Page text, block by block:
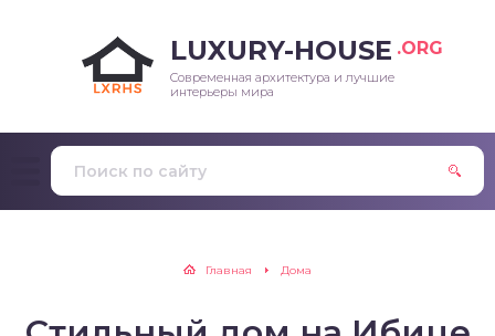
LUXURY-HOUSE .ORG
Современная архитектура и лучшие
интерьеры мира
Главная Дома